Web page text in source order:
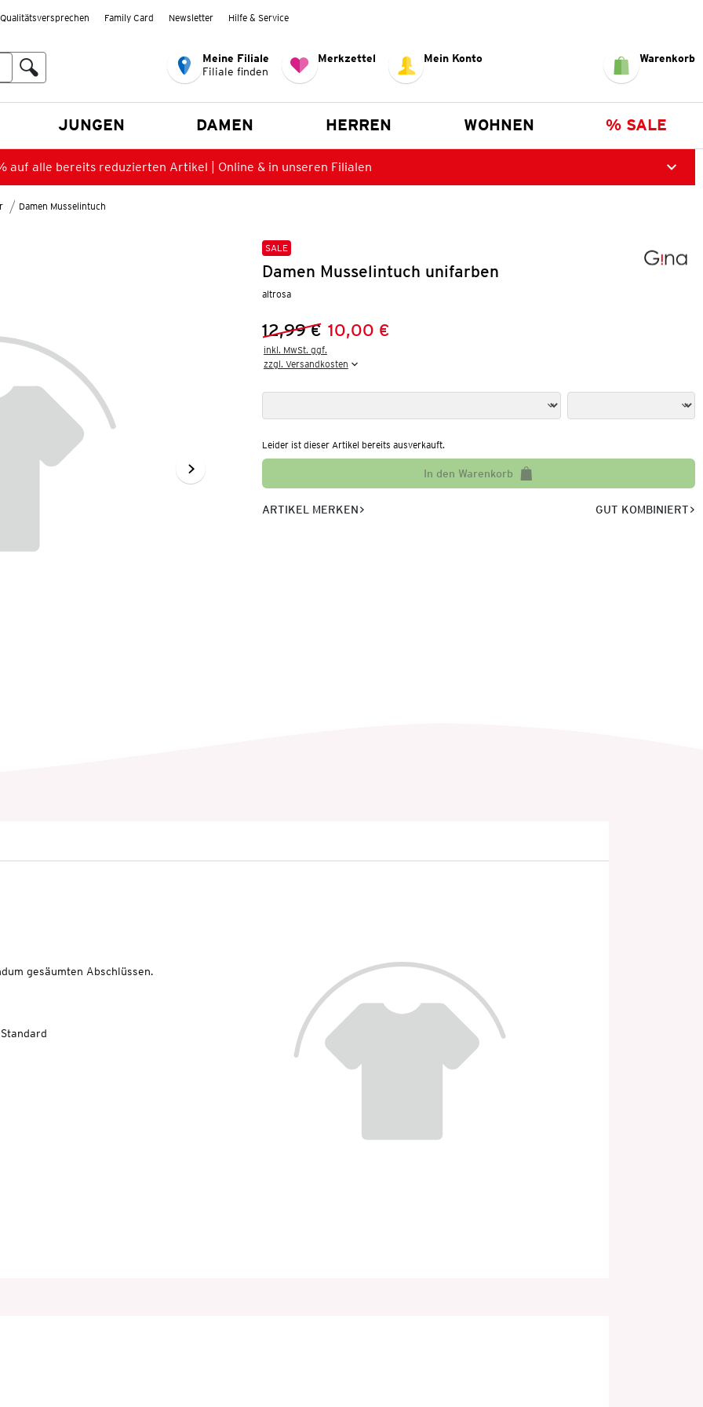
Qualitätsversprechen Family Card Newsletter Hilfe & Service
Meine Filiale
Filiale finden
Merkzettel Mein Konto Warenkorb
JUNGEN DAMEN HERREN WOHNEN % SALE
auf alle bereits reduzierten Artikel | Online & in unseren Filialen
Damen Musselintuch
SALE
Damen Musselintuch unifarben
altrosa
Vorheriger Preis:
12,99 €
Neuer Preis:10,00 €
inkl. MwSt. ggf.
zzgl. Versandkosten
Leider ist dieser Artikel bereits ausverkauft.
In den Warenkorb
ARTIKEL MERKEN GUT KOMBINIERT
gesäumten Abschlüssen.